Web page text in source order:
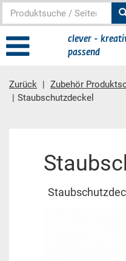
clever -
passend
Zurück Zubehör
Staubschutzdeckel